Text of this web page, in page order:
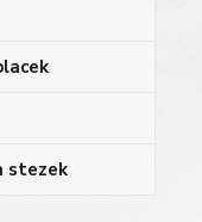
stezek